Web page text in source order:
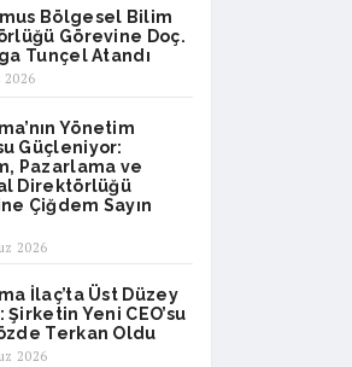
Bölgesel Bilim
Görevine Doç.
Tunçel Atandı
2026
Yönetim
Güçleniyor:
Pazarlama ve
Direktörlüğü
Çiğdem Sayın
2026
İlaç’ta Üst Düzey
Şirketin Yeni CEO’su
Terkan Oldu
2026